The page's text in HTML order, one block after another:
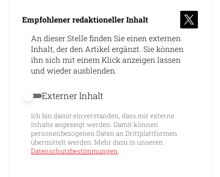
Empfohlener redaktioneller Inhalt
An dieser Stelle finden Sie einen externen
Inhalt, der den Artikel ergänzt. Sie können
ihn sich mit einem Klick anzeigen lassen
und wieder ausblenden.
Externer Inhalt erlauben
Externer Inhalt
Ich bin damit einverstanden, dass mir externe
Inhalte angezeigt werden. Damit können
personenbezogenen Daten an Drittplattformen
übermittelt werden. Mehr dazu in unseren
Datenschutzbestimmungen.